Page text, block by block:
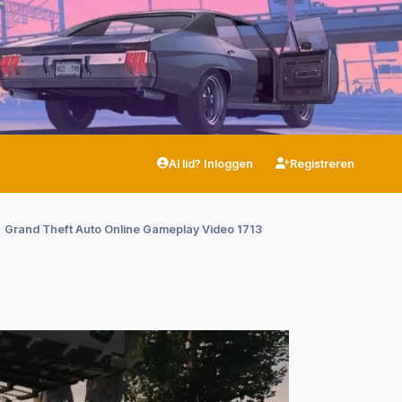
Al lid? Inloggen Registreren
Grand Theft Auto Online Gameplay Video 1713